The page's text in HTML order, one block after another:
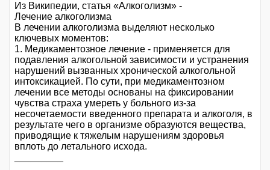
Из Википедии, статья «Алкоголизм» -
Лечение алкоголизма
В лечении алкоголизма выделяют несколько
ключевых моментов:
1. Медикаментозное лечение - применяется для
подавления алкогольной зависимости и устранения
нарушений вызванных хронической алкогольной
интоксикацией. По сути, при медикаментозном
лечении все методы основаны на фиксировании
чувства страха умереть у больного из-за
несочетаемости введенного препарата и алкоголя, в
результате чего в организме образуются вещества,
приводящие к тяжелым нарушениям здоровья
вплоть до летального исхода.